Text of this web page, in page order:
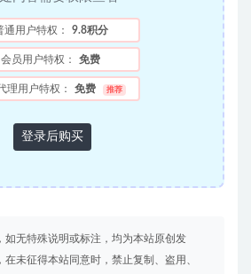
通用户特权： 9.8积分
会员用户特权： 免费
理用户特权： 免费 推荐
登录后购买
如无特殊说明或标注，均为本站原创发
未征得本站同意时，禁止复制、盗用、